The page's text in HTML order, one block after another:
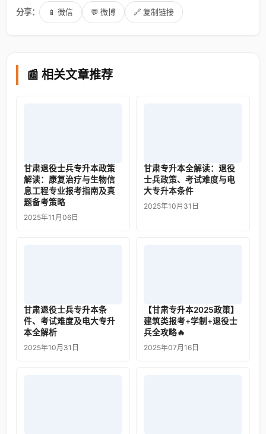
分享：
📱 微信 💬 微博 🔗 复制链接
📰 相关文章推荐
甘肃退役士兵专升本政策
解读：康复治疗与生物信
息工程专业报考指南及真
题备考策略
2025年11月06日
甘肃专升本全解读：退役
士兵政策、考试难度与电
大专升本条件
2025年10月31日
甘肃退役士兵专升本条
件、考试难度及电大专升
本全解析
2025年10月31日
【甘肃专升本2025政策】
建筑类报考+学制+退役士
兵全攻略🔥
2025年07月16日